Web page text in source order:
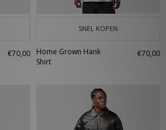
€70,00
SNEL KOPEN
Home Grown Hank
Shirt
€70,00